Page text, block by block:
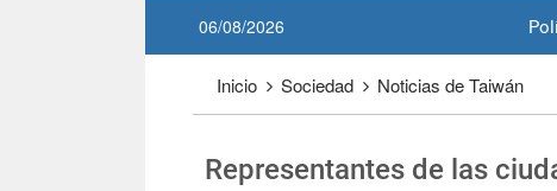
06/08/2026
Inicio Sociedad Noticias de Taiwán
Representantes de las